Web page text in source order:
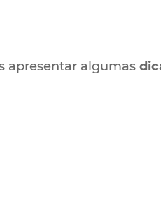
apresentar algumas